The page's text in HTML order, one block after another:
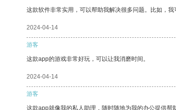
这款软件非常实用，可以帮助我解决很多问题。比如，
2024-04-14
游客
这款app的游戏非常好玩，可以让我消磨时间。
2024-04-14
游客
这款app就像我的私人助理，随时随地为我的办公提供帮